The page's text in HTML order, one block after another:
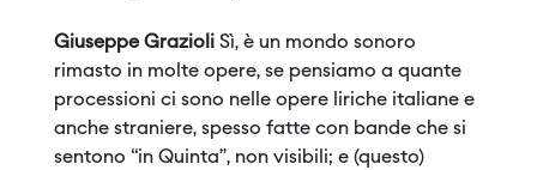
Giuseppe Grazioli Sì, è un mondo sonoro
rimasto in molte opere, se pensiamo a quante
processioni ci sono nelle opere liriche italiane e
anche straniere, spesso fatte con bande che si
sentono “in Quinta”, non visibili; e (questo)